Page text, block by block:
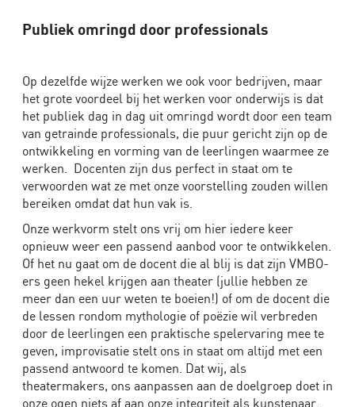
Publiek omringd door professionals
Op dezelfde wijze werken we ook voor bedrijven, maar
het grote voordeel bij het werken voor onderwijs is dat
het publiek dag in dag uit omringd wordt door een team
van getrainde professionals, die puur gericht zijn op de
ontwikkeling en vorming van de leerlingen waarmee ze
werken. Docenten zijn dus perfect in staat om te
verwoorden wat ze met onze voorstelling zouden willen
bereiken omdat dat hun vak is.
Onze werkvorm stelt ons vrij om hier iedere keer
opnieuw weer een passend aanbod voor te ontwikkelen.
Of het nu gaat om de docent die al blij is dat zijn VMBO-
ers geen hekel krijgen aan theater (jullie hebben ze
meer dan een uur weten te boeien!) of om de docent die
de lessen rondom mythologie of poëzie wil verbreden
door de leerlingen een praktische spelervaring mee te
geven, improvisatie stelt ons in staat om altijd met een
passend antwoord te komen. Dat wij, als
theatermakers, ons aanpassen aan de doelgroep doet in
onze ogen niets af aan onze integriteit als kunstenaar.